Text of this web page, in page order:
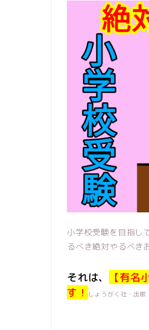
小学校受験を目指し
るべき絶対やるべき
それは、
【有
す！
しょうがく社・出版